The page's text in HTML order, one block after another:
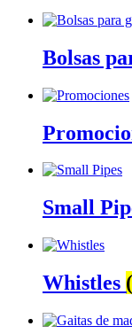
Bolsas
Small
Whistles